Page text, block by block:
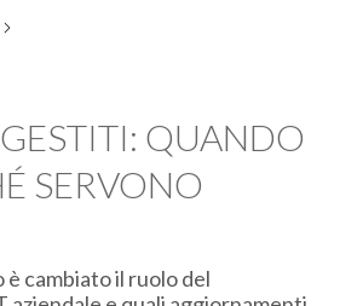
QUANDO
SERVONO
è cambiato il ruolo del